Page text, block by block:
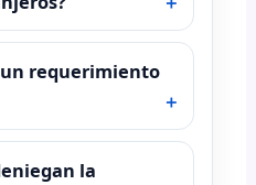
un requerimiento
la